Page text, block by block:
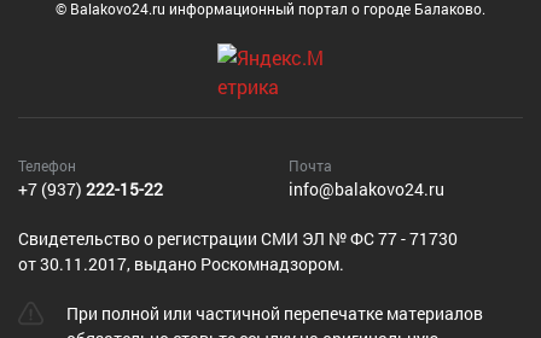
© Balakovo24.ru информационный портал о городе Балаково.
Телефон
+7 (937) 222-15-22
Почта
info@balakovo24.ru
Cвидетельство о регистрации СМИ ЭЛ № ФС 77 - 71730
от 30.11.2017, выдано Роскомнадзором.
При полной или частичной перепечатке материалов